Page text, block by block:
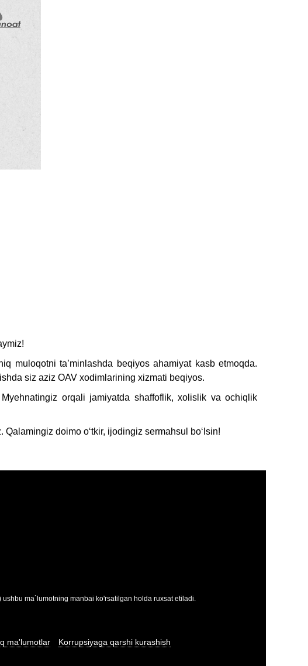
muloqotni taʼminlashda beqiyos ahamiyat kasb etmoqda.
siz aziz OAV xodimlarining xizmati beqiyos.
orqali jamiyatda shaffoflik, xolislik va ochiqlik
doimo oʻtkir, ijodingiz sermahsul boʻlsin!
ma`lumotning manbai ko'rsatilgan holda ruxsat etiladi.
ma'lumotlar
Korrupsiyaga qarshi kurashish